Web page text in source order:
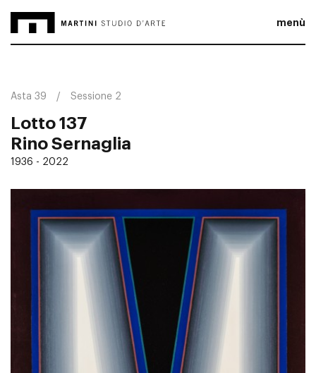
menù
Asta 39 Sessione 2
Lotto 137
Rino Sernaglia
1936 - 2022